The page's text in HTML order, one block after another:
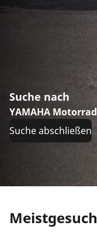
Suche nach
YAMAHA
Suche abschließen